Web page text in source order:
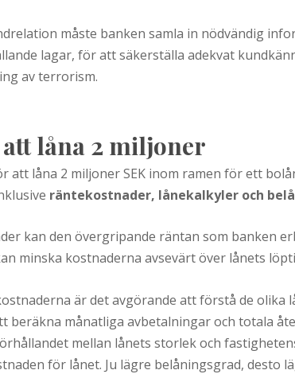
måste banken samla in nödvändig
lagar, för att säkerställa adekvat
av terrorism.
låna 2 miljoner
att låna 2 miljoner SEK inom ramen för ett
räntekostnader, lånekalkyler och
kan den övergripande räntan som banken
minska kostnaderna avsevärt över lånets
är det avgörande att förstå de olika
beräkna månatliga avbetalningar och totala
mellan lånets storlek och
för lånet. Ju lägre belåningsgrad, desto